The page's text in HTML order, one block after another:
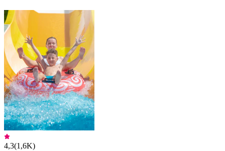
4,3(1,6K)